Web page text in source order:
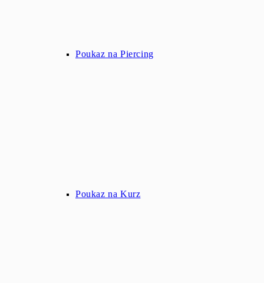
Poukaz na Piercing
Poukaz na Kurz